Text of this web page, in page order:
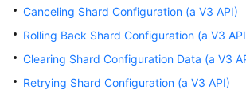
FAQs
Canceling Shard Configuration (a V3 API)
Rolling Back Shard Configuration (a V3
Clearing Shard Configuration Data (a V3
Retrying Shard Configuration (a V3 API)